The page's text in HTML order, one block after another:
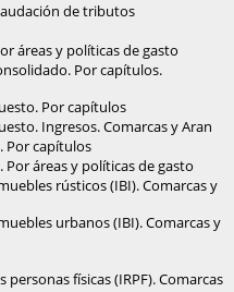
de tributos
áreas y políticas de gasto
Por capítulos.
Por capítulos
Ingresos. Comarcas y Aran
Por capítulos
áreas y políticas de gasto
rústicos (IBI). Comarcas y
urbanos (IBI). Comarcas y
físicas (IRPF). Comarcas